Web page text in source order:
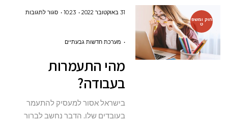
חוק ומשפ
ט
31 באוקטובר 2022 10:23 סגור לתגובותעל
מערכת חדשות גבעתיים
מהי התעמרות
בעבודה?
בישראל אסור למעסיק להתעמר
בעובדים שלו. הדבר נחשב לברור